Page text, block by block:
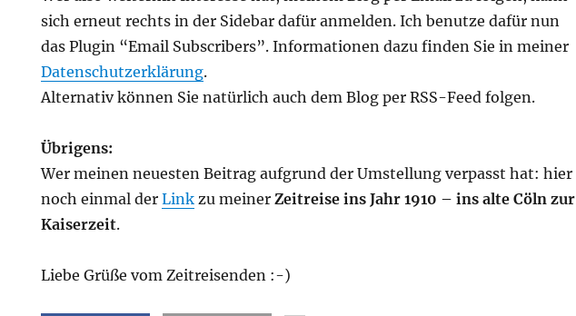
sich erneut rechts in der Sidebar dafür anmelden. Ich benutze dafür nun
das Plugin “Email Subscribers”. Informationen dazu finden Sie in meiner
Datenschutzerklärung.
Alternativ können Sie natürlich auch dem Blog per RSS-Feed folgen.
Übrigens:
Wer meinen neuesten Beitrag aufgrund der Umstellung verpasst hat: hier
noch einmal der Linkzu meiner Zeitreise ins Jahr 1910 – ins alte Cöln zur
Kaiserzeit.
Liebe Grüße vom Zeitreisenden :-)